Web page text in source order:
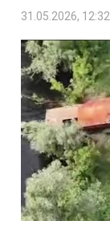
31.05.2026, 12:32